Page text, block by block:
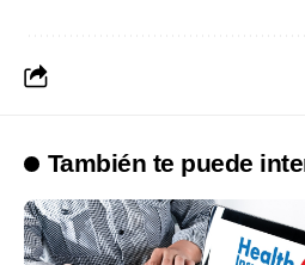
También te puede